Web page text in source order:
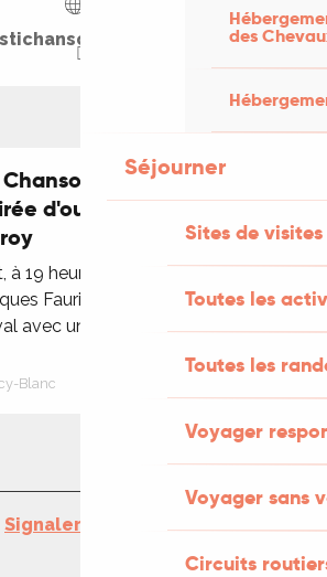
des
Séjourner
Sites de visites
Toutes les
Toutes les
Voyager
Voyager sans
Circuits
montcuq.com
à Texte de
d'ouverture avec
à 19 heures, dans la cour du
Faurie, aura lieu l'inauguration
avec un concert d'Emmanuel
Blanc
Signaler une erreur